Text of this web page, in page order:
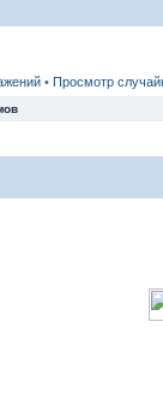
• Просмотр